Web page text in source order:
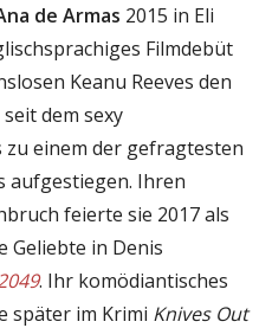
de Armas 2015 in Eli
Filmdebüt
Keanu Reeves den
dem sexy
einem der gefragtesten
aufgestiegen. Ihren
feierte sie 2017 als
Geliebte in Denis
. Ihr komödiantisches
später im Krimi Knives Out